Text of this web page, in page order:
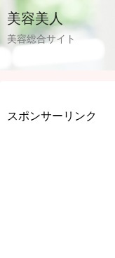
美容美人
美容総合サイト
スポンサーリンク